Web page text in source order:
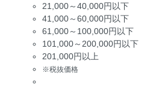
21,000～40,000円以下
41,000～60,000円以下
61,000～100,000円以下
101,000～200,000円以下
201,000円以上
※税抜価格